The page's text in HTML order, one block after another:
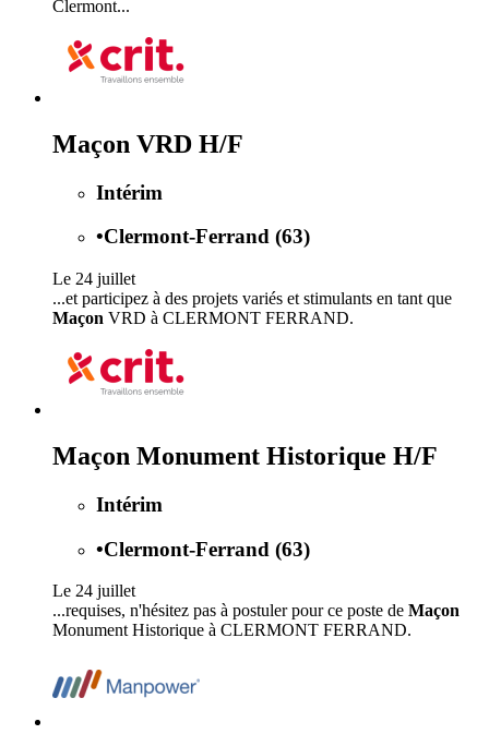
Clermont...
Maçon VRD H/F
Intérim
•Clermont-Ferrand (63)
Le 24 juillet
...et participez à des projets variés et stimulants en tant que
Maçon VRD à CLERMONT FERRAND.
Maçon Monument Historique H/F
Intérim
•Clermont-Ferrand (63)
Le 24 juillet
...requises, n'hésitez pas à postuler pour ce poste de Maçon
Monument Historique à CLERMONT FERRAND.